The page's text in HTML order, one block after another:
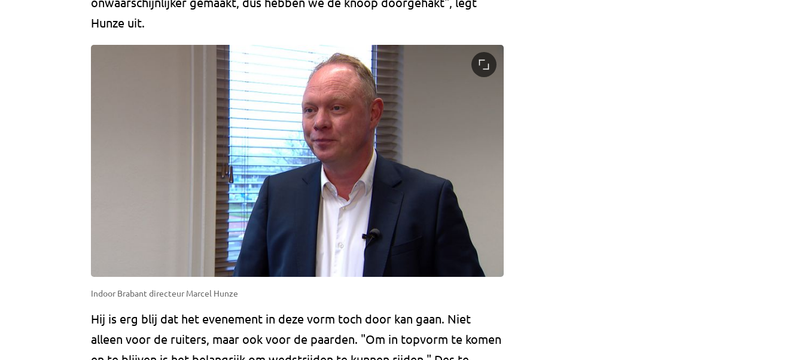
Hunze uit.
Indoor Brabant directeur Marcel Hunze
Hij is erg blij dat het evenement in deze vorm toch door kan gaan. Niet
alleen voor de ruiters, maar ook voor de paarden. "Om in topvorm te komen